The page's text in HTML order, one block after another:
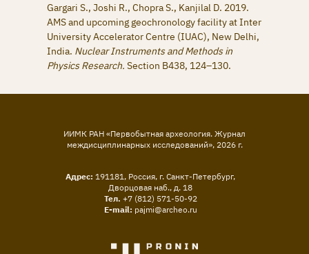
Gargari S., Joshi R., Chopra S., Kanjilal D. 2019.
AMS and upcoming geochronology facility at Inter
University Accelerator Centre (IUAC), New Delhi,
India. Nuclear Instruments and Methods in
Physics Research. Section B438, 124–130.
ИИМК РАН «Первобытная археология. Журнал
междисциплинарных исследований», 2026г.
Адрес: 191181, Россия, г. Санкт-Петербург,
Дворцовая наб., д. 18
Тел. +7 (812) 571-50-92
E-mail: pajmi@archeo.ru